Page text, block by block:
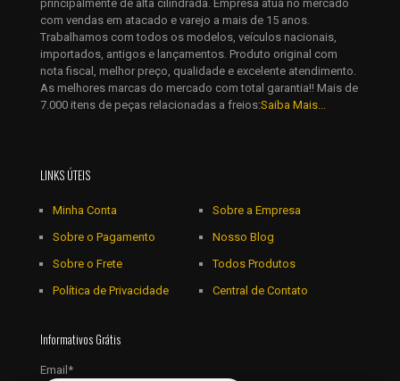
principalmente de alta cilindrada. Empresa atua no mercado
com vendas em atacado e varejo a mais de 15 anos.
Trabalhamos com todos os modelos, veículos nacionais,
importados, antigos e lançamentos. Produto original com
nota fiscal, melhor preço, qualidade e excelente atendimento.
As melhores marcas do mercado com total garantia!! Mais de
7.000 itens de peças relacionadas a freios:Saiba Mais...
LINKS ÚTEIS
Minha Conta
Sobre o Pagamento
Sobre o Frete
Política de Privacidade
Sobre a Empresa
Nosso Blog
Todos Produtos
Central de Contato
Informativos Grátis
Email*